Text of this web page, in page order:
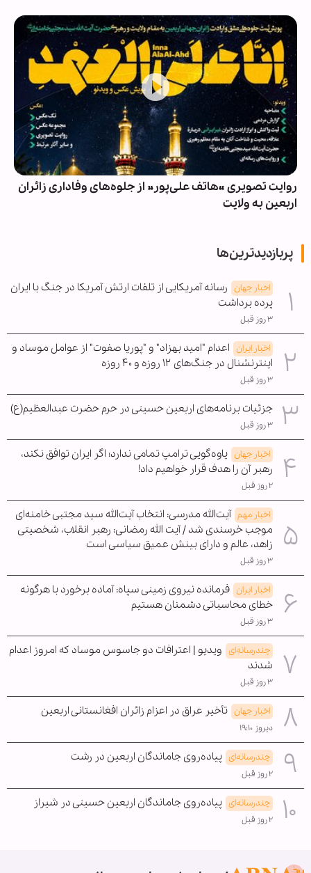
روایت تصویری «هاتف علی‌پور» از جلوه‌های وفاداری زائران
اربعین به ولایت
پربازدیدترین‌ها
اخبار جهان رسانه آمریکایی از تلفات ارتش آمریکا در جنگ با ایران
پرده برداشت
۳ روز قبل
اخبار ایران اعدام "امید بهزاد" و "پوریا صفوت" از عوامل موساد و
اینترنشنال در جنگ‌های ۱۲ روزه و ۴۰ روزه
۳ روز قبل
جزئیات برنامه‌های اربعین حسینی در حرم حضرت عبدالعظیم(ع)
۳ روز قبل
اخبار جهان یاوه‌گویی ترامپ تمامی ندارد؛ اگر ایران توافق نکند،
رهبر آن را هدف قرار خواهیم داد!
۲ روز قبل
اخبار مهم آیت‌الله مدرسی: انتخاب آیت‌الله سید مجتبی خامنه‌ای
موجب خرسندی شد / آیت الله رمضانی: رهبر انقلاب، شخصیتی
زاهد، عالم و دارای بینش عمیق سیاسی است
۳ روز قبل
اخبار ایران فرمانده نیروی زمینی سپاه: آماده برخورد با هرگونه
خطای محاسباتی دشمنان هستیم
۳ روز قبل
چندرسانه‌ای ویدیو | اعترافات دو جاسوس موساد که امروز اعدام
شدند
۳ روز قبل
اخبار جهان تأخیر عراق در اعزام زائران افغانستانی اربعین
دیروز ۱۹:۱۰
چندرسانه‌ای پیاده‌روی جاماندگان اربعین در رشت
۲ روز قبل
چندرسانه‌ای پیاده‌روی جاماندگان اربعین حسینی در شیراز
۲ روز قبل